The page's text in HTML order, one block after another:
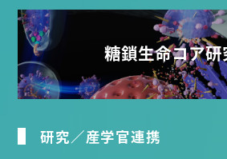
糖鎖生命コア研
研究／産学官連携